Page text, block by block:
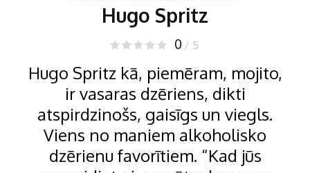
Hugo Spritz
0 / 5
Hugo Spritz kā, piemēram, mojito,
ir vasaras dzēriens, dikti
atspirdzinošs, gaisīgs un viegls.
Viens no maniem alkoholisko
dzērienu favorītiem. “Kad jūs